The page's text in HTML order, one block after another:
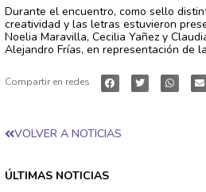
Durante el encuentro, como sello
creatividad y las letras estuvieron
Noelia Maravilla, Cecilia Yañez y
Alejandro Frías, en representación de
Compartir en redes
VOLVER A NOTICIAS
ÚLTIMAS NOTICIAS